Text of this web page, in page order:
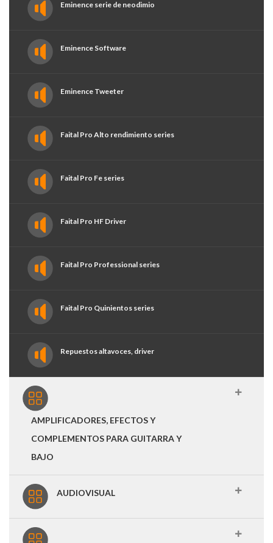
Eminence serie de neodimio
Eminence Software
Eminence Tweeter
Faital Pro Alto rendimiento series
Faital Pro Fe series
Faital Pro HF Driver
Faital Pro Professional series
Faital Pro Quinientos series
Repuestos altavoces, driver
AMPLIFICADORES, EFECTOS Y
COMPLEMENTOS PARA GUITARRA Y
BAJO
AUDIOVISUAL